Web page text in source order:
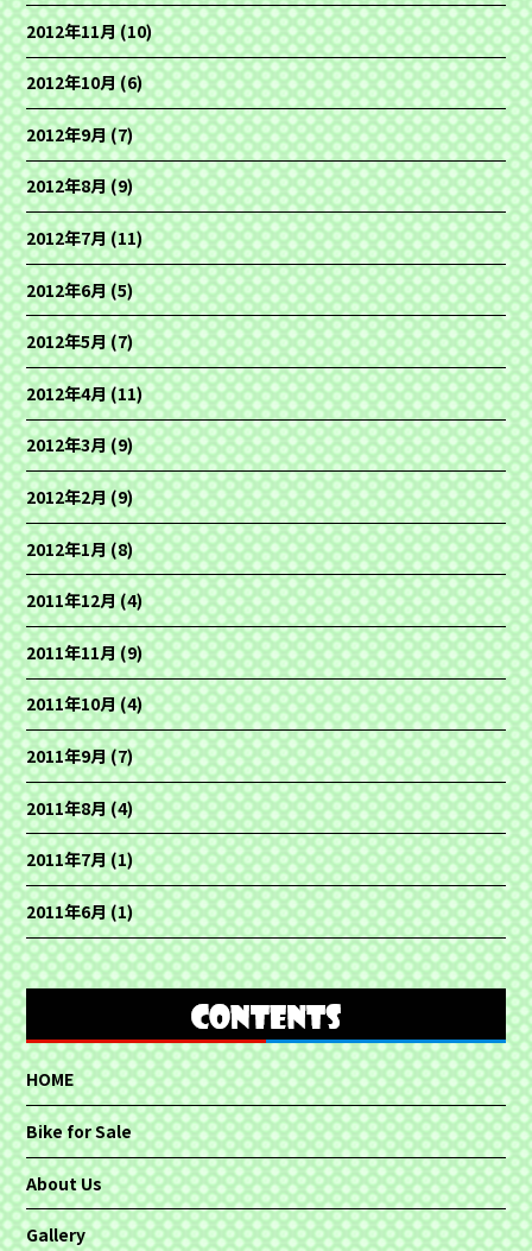
2012年11月(10)
2012年10月(6)
2012年9月(7)
2012年8月(9)
2012年7月(11)
2012年6月(5)
2012年5月(7)
2012年4月(11)
2012年3月(9)
2012年2月(9)
2012年1月(8)
2011年12月(4)
2011年11月(9)
2011年10月(4)
2011年9月(7)
2011年8月(4)
2011年7月(1)
2011年6月(1)
HOME
Bike for Sale
About Us
Gallery